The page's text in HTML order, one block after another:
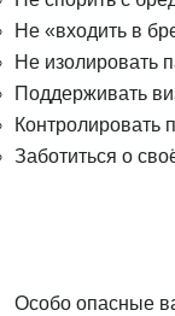
Не «входить в
Не изолировать
Поддерживать
Контролировать
Заботиться о
Особо опасные